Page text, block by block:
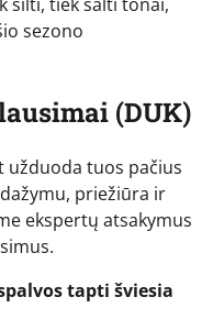
sezono
(DUK)
užduoda tuos pačius
priežiūra ir
ekspertų atsakymus
tapti šviesia